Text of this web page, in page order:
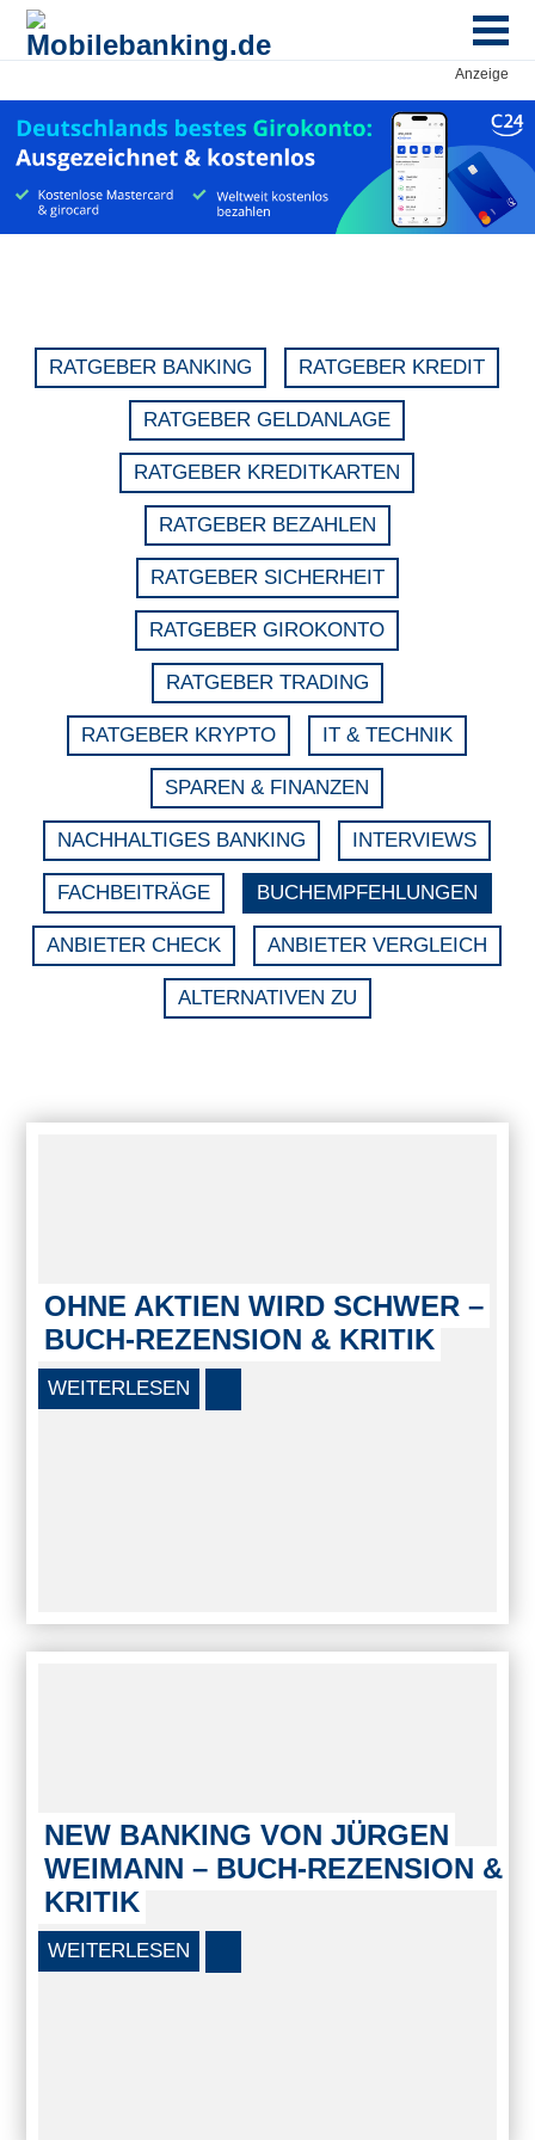
Anzeige
RATGEBER BANKING RATGEBER KREDIT
RATGEBER GELDANLAGE
RATGEBER KREDITKARTEN
RATGEBER BEZAHLEN
RATGEBER SICHERHEIT
RATGEBER GIROKONTO
RATGEBER TRADING
RATGEBER KRYPTO IT & TECHNIK
SPAREN & FINANZEN
NACHHALTIGES BANKING INTERVIEWS
FACHBEITRÄGE BUCHEMPFEHLUNGEN
ANBIETER CHECK ANBIETER VERGLEICH
ALTERNATIVEN ZU
OHNE AKTIEN WIRD SCHWER –
BUCH-REZENSION & KRITIK
WEITERLESEN
NEW BANKING VON JÜRGEN
WEIMANN – BUCH-REZENSION &
KRITIK
WEITERLESEN